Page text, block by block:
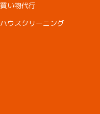
買い物代行
ハウスクリーニング